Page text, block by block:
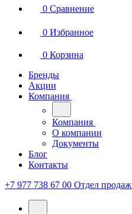
0 Сравнение
0 Избранное
0 Корзина
Бренды
Акции
Компания
Компания
О компании
Документы
Блог
Контакты
+7 977 738 67 00 Отдел продаж